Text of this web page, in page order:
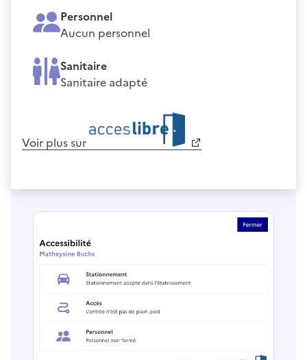
Personnel
Aucun personnel
Sanitaire
Sanitaire adapté
Voir plus sur